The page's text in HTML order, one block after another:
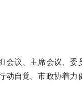
议、主席会议、委
自觉。市政协着